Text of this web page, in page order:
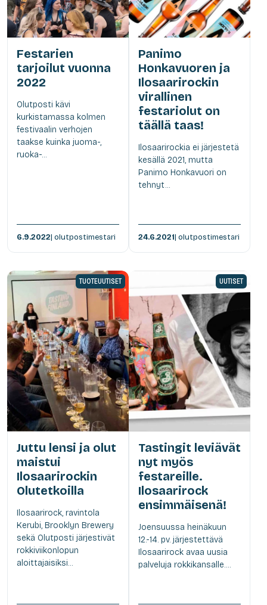
Festarien
tarjoilut vuonna
2022
Olutposti kävi
kurkistamassa kolmen
festivaalin verhojen
taakse kuinka juoma-,
ruoka-...
6.9.2022| olutpostimestari
Panimo
Honkavuoren ja
Ilosaarirockin
virallinen
festariolut on
täällä taas!
Ilosaarirockia ei järjestetä
kesällä 2021, mutta
Panimo Honkavuori on
tehnyt...
24.6.2021| olutpostimestari
TUOTEUUTISET
Juttu lensi ja olut
maistui
Ilosaarirockin
Olutetkoilla
Ilosaarirock, ravintola
Kerubi, Brooklyn Brewery
sekä Olutposti järjestivät
rokkiviikonlopun
aloittajaisiksi...
UUTISET
Tastingit leviävät
nyt myös
festareille.
Ilosaarirock
ensimmäisenä!
Joensuussa heinäkuun
12.-14. pv. järjestettävä
Ilosaarirock avaa uusia
palveluja rokkikansalle....